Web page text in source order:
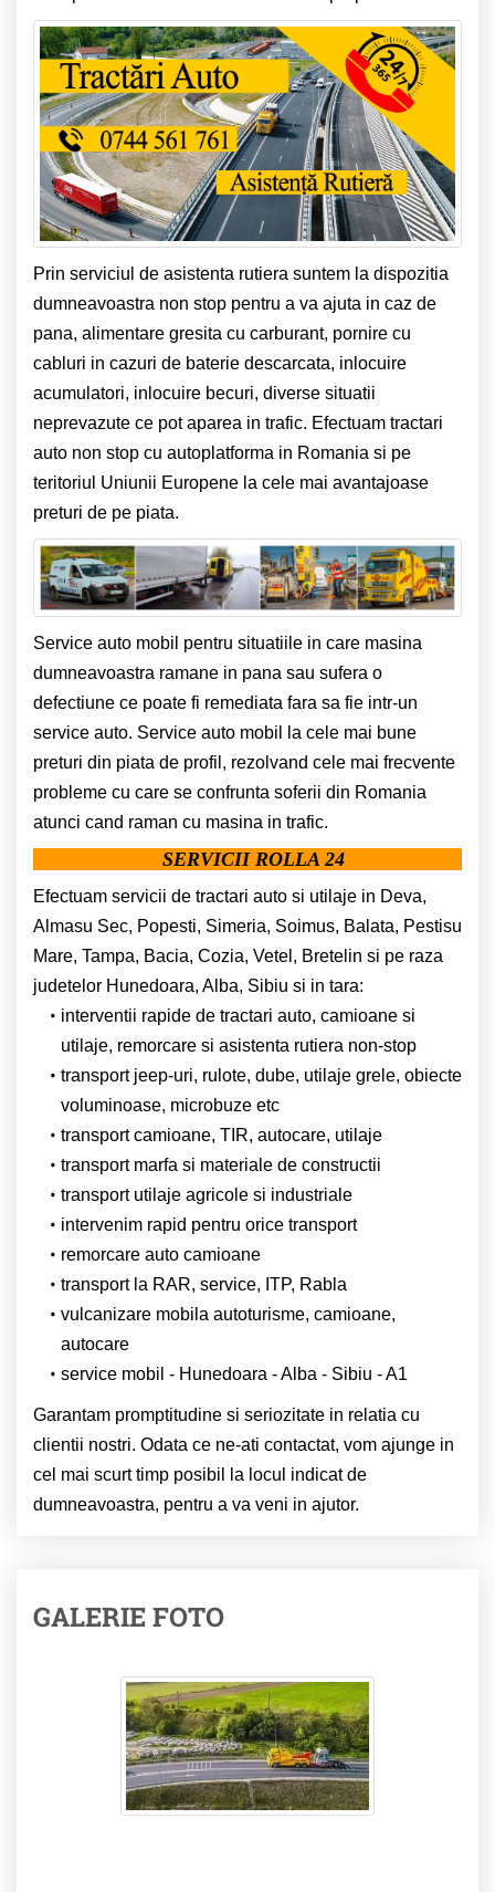
Prin serviciul de asistenta rutiera suntem la dispozitia
dumneavoastra non stop pentru a va ajuta in caz de
pana, alimentare gresita cu carburant, pornire cu
cabluri in cazuri de baterie descarcata, inlocuire
acumulatori, inlocuire becuri, diverse situatii
neprevazute ce pot aparea in trafic. Efectuam tractari
auto non stop cu autoplatforma in Romania si pe
teritoriul Uniunii Europene la cele mai avantajoase
preturi de pe piata.
Service auto mobil pentru situatiile in care masina
dumneavoastra ramane in pana sau sufera o
defectiune ce poate fi remediata fara sa fie intr-un
service auto. Service auto mobil la cele mai bune
preturi din piata de profil, rezolvand cele mai frecvente
probleme cu care se confrunta soferii din Romania
atunci cand raman cu masina in trafic.
SERVICII ROLLA 24
Efectuam servicii de tractari auto si utilaje in Deva,
Almasu Sec, Popesti, Simeria, Soimus, Balata, Pestisu
Mare, Tampa, Bacia, Cozia, Vetel, Bretelin si pe raza
judetelor Hunedoara, Alba, Sibiu si in tara:
interventii rapide de tractari auto, camioane si
utilaje, remorcare si asistenta rutiera non-stop
transport jeep-uri, rulote, dube, utilaje grele, obiecte
voluminoase, microbuze etc
transport camioane, TIR, autocare, utilaje
transport marfa si materiale de constructii
transport utilaje agricole si industriale
intervenim rapid pentru orice transport
remorcare auto camioane
transport la RAR, service, ITP, Rabla
vulcanizare mobila autoturisme, camioane,
autocare
service mobil - Hunedoara - Alba - Sibiu - A1
Garantam promptitudine si seriozitate in relatia cu
clientii nostri. Odata ce ne-ati contactat, vom ajunge in
cel mai scurt timp posibil la locul indicat de
dumneavoastra, pentru a va veni in ajutor.
GALERIE FOTO